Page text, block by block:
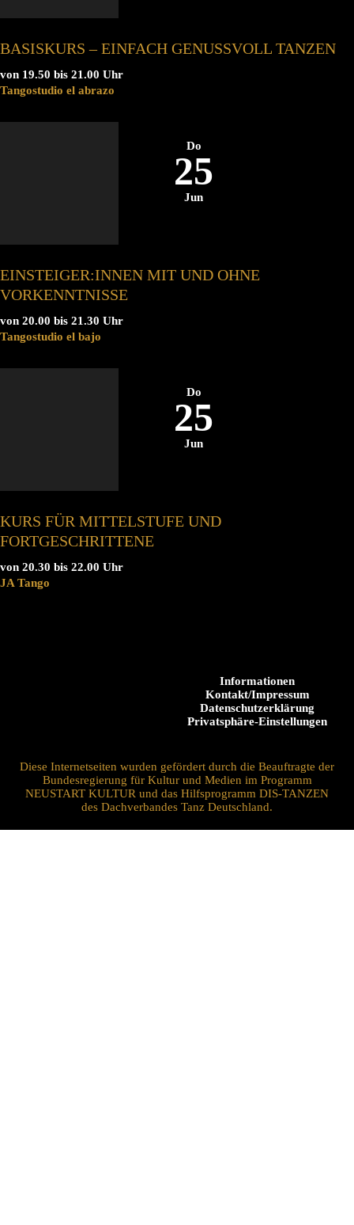
BASISKURS – EINFACH GENUSSVOLL TANZEN
von 19.50 bis 21.00 Uhr
Tangostudio el abrazo
Do
25
Jun
EINSTEIGER:INNEN MIT UND OHNE
VORKENNTNISSE
von 20.00 bis 21.30 Uhr
Tangostudio el bajo
Do
25
Jun
KURS FÜR MITTELSTUFE UND
FORTGESCHRITTENE
von 20.30 bis 22.00 Uhr
JA Tango
Informationen
Kontakt/Impressum
Datenschutzerklärung
Privatsphäre-Einstellungen
Diese Internetseiten wurden gefördert durch die Beauftragte der
Bundesregierung für Kultur und Medien im Programm
NEUSTART KULTUR und das Hilfsprogramm DIS-TANZEN
des Dachverbandes Tanz Deutschland.